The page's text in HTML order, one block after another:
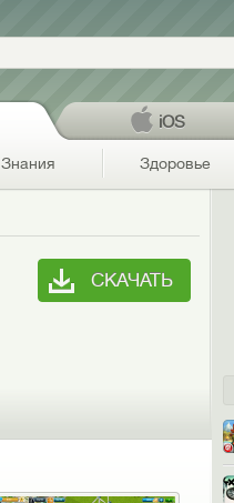
iOS
Знания Здоровье
СКАЧАТЬ